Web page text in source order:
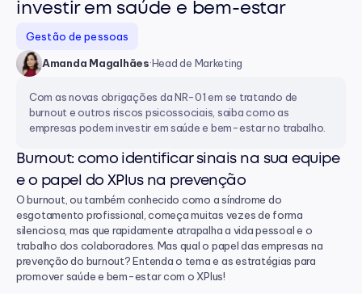
investir em saúde e bem-estar
Gestão de pessoas
Amanda Magalhães·Head de Marketing
Com as novas obrigações da NR-01 em se tratando de
burnout e outros riscos psicossociais, saiba como as
empresas podem investir em saúde e bem-estar no trabalho.
Burnout: como identificar sinais na sua equipe
e o papel do XPlus na prevenção
O burnout, ou também conhecido como a síndrome do
esgotamento profissional, começa muitas vezes de forma
silenciosa, mas que rapidamente atrapalha a vida pessoal e o
trabalho dos colaboradores. Mas qual o papel das empresas na
prevenção do burnout? Entenda o tema e as estratégias para
promover saúde e bem-estar com o XPlus!